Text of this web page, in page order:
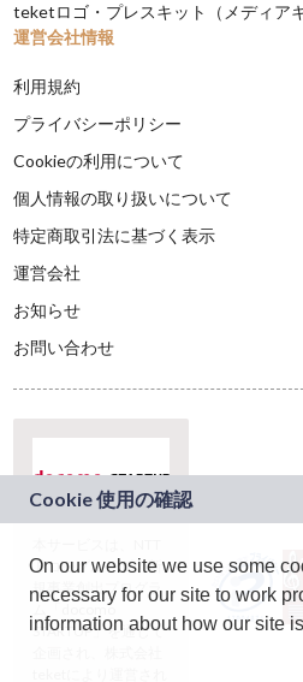
teketロゴ・プレスキット（メディアキ
運営会社情報
利用規約
プライバシーポリシー
Cookieの利用について
個人情報の取り扱いについて
特定商取引法に基づく表示
運営会社
お知らせ
お問い合わせ
ドコモグループの新
規事業創出プログラ
ム「docomo
STARTUP」を通じて
On our website we use some
necessary for our site to work
information about how our site